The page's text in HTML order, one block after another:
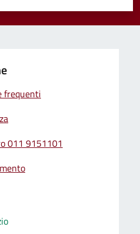
su 5
5
frequenti
011 9151101